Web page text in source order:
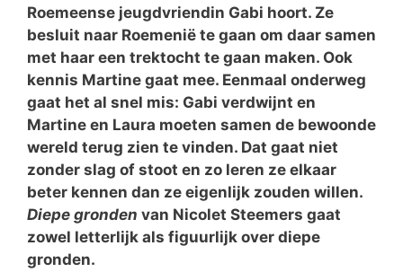
Roemeense jeugdvriendin Gabi hoort. Ze
besluit naar Roemenië te gaan om daar samen
met haar een trektocht te gaan maken. Ook
kennis Martine gaat mee. Eenmaal onderweg
gaat het al snel mis: Gabi verdwijnt en
Martine en Laura moeten samen de bewoonde
wereld terug zien te vinden. Dat gaat niet
zonder slag of stoot en zo leren ze elkaar
beter kennen dan ze eigenlijk zouden willen.
Diepe gronden van Nicolet Steemers gaat
zowel letterlijk als figuurlijk over diepe
gronden.